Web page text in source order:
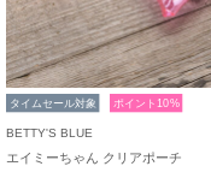
タイムセール対象 ポイント10%
BETTY'S BLUE
エイミーちゃん クリアポーチ